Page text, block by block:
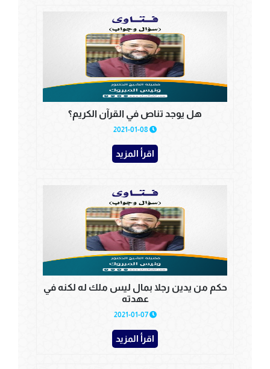
هل يوجد تناص في القرآن الكريم؟
اقرأ المزيد
حكم من يدين رجلا بمال ليس ملك له لكنه في
عهدته
2021-01-07
اقرأ المزيد